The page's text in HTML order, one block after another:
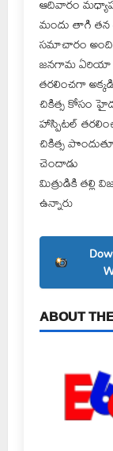
మందు తాగి తన
సమాచారం
జనగామ ఏరియా
తరలించగా
చికిత్స కోసం
హాస్పిటల్
చికిత్స
చెందాడు
మిత్రుడికి తల్లి
ఉన్నారు
ABOUT